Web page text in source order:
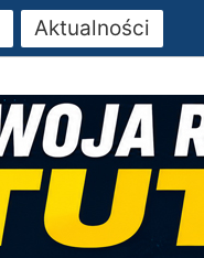
Aktualności